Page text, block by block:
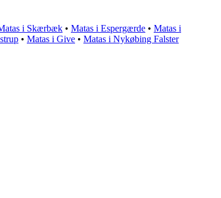
i Skærbæk • Matas i Espergærde • Matas i
• Matas i Give • Matas i Nykøbing Falster